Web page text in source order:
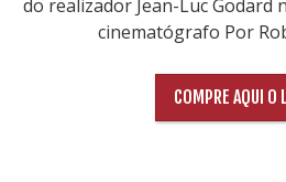
do realizador Jean-Luc Godard
cinematógrafo Por
COMPRE AQUI O